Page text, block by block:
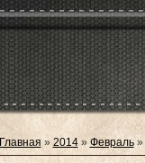
Главная » 2014 » Февраль »